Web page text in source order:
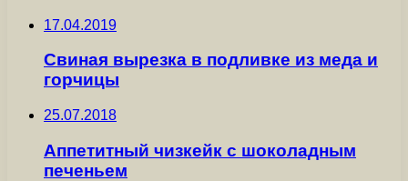
17.04.2019
Свиная вырезка в подливке из меда и
горчицы
25.07.2018
Аппетитный чизкейк с шоколадным
печеньем